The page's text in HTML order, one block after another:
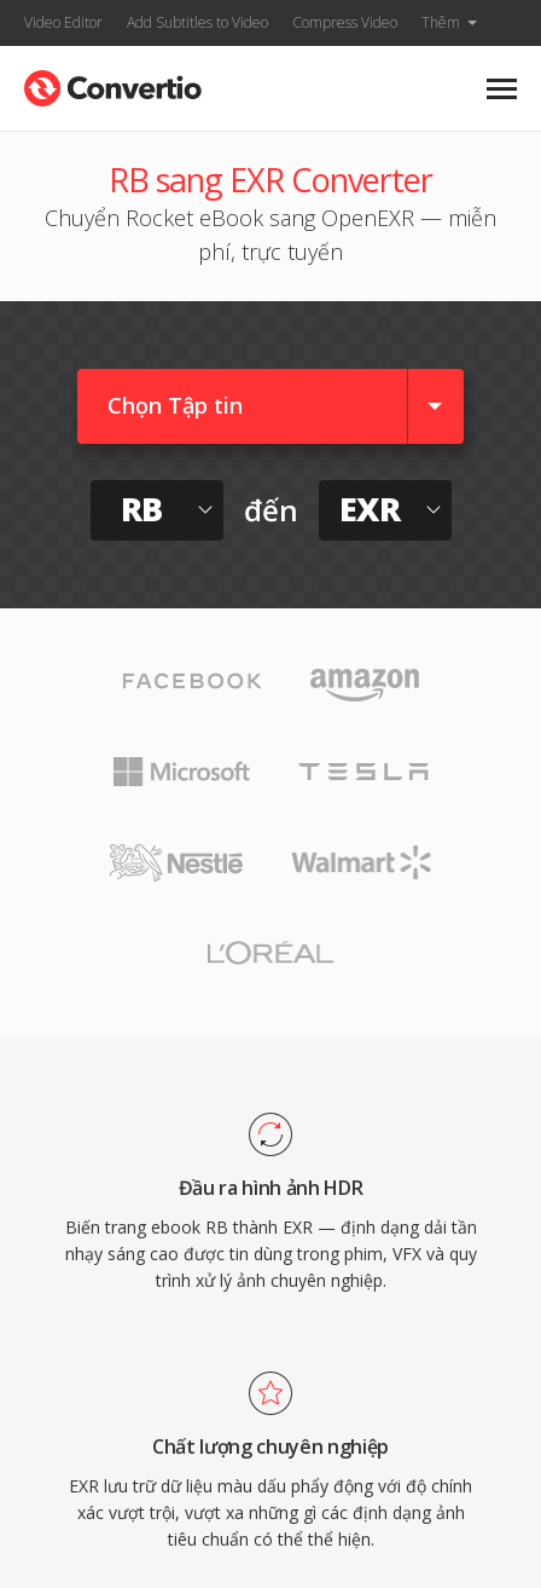
Video Editor Add Subtitles to Video Compress Video Thêm
RB sang EXR Converter
Chuyển Rocket eBook sang OpenEXR — miễn
phí, trực tuyến
Chọn Tập tin
RB đến EXR
Đầu ra hình ảnh HDR
Biến trang ebook RB thành EXR — định dạng dải tần
nhạy sáng cao được tin dùng trong phim, VFX và quy
trình xử lý ảnh chuyên nghiệp.
Chất lượng chuyên nghiệp
EXR lưu trữ dữ liệu màu dấu phẩy động với độ chính
xác vượt trội, vượt xa những gì các định dạng ảnh
tiêu chuẩn có thể thể hiện.